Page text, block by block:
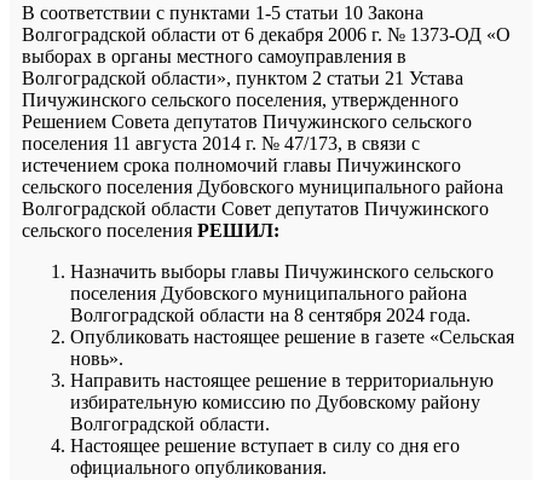
В соответствии с пунктами 1-5 статьи 10 Закона
Волгоградской области от 6 декабря 2006 г. № 1373-ОД «О
выборах в органы местного самоуправления в
Волгоградской области», пунктом 2 статьи 21 Устава
Пичужинского сельского поселения, утвержденного
Решением Совета депутатов Пичужинского сельского
поселения 11 августа 2014 г. № 47/173, в связи с
истечением срока полномочий главы Пичужинского
сельского поселения Дубовского муниципального района
Волгоградской области Совет депутатов Пичужинского
сельского поселения РЕШИЛ:
Назначить выборы главы Пичужинского сельского
поселения Дубовского муниципального района
Волгоградской области на 8 сентября 2024 года.
Опубликовать настоящее решение в газете «Сельская
новь».
Направить настоящее решение в территориальную
избирательную комиссию по Дубовскому району
Волгоградской области.
Настоящее решение вступает в силу со дня его
официального опубликования.